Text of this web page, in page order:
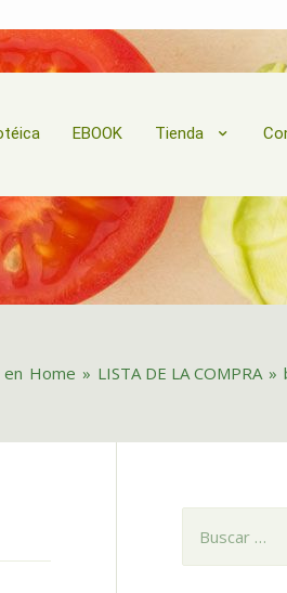
EBOOK Tienda
en Home » LISTA DE LA COMPRA »